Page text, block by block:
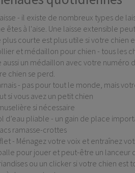
- il existe de nombreux types de
êtes à l'aise. Une laisse extensible
plus courte est plus utile si votre chien
et médaillon pour chien - tous les
aussi un médaillon avec votre numéro
chien se perd.
- pas pour tout le monde, mais
si vous avez un petit chien
si nécessaire
d’eau pliable - un gain de place
ramasse-crottes
- Ménagez votre voix et entraînez
pour jouer et peut-être un lanceur
ou un clicker si votre chien est